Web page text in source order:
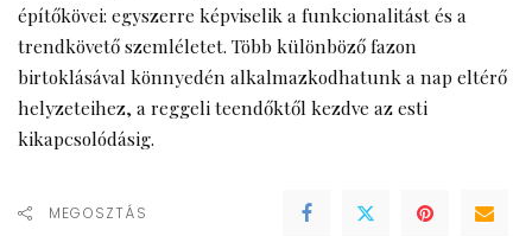
építőkövei: egyszerre képviselik a funkcionalitást és a
trendkövető szemléletet. Több különböző fazon
birtoklásával könnyedén alkalmazkodhatunk a nap eltérő
helyzeteihez, a reggeli teendőktől kezdve az esti
kikapcsolódásig.
MEGOSZTÁS